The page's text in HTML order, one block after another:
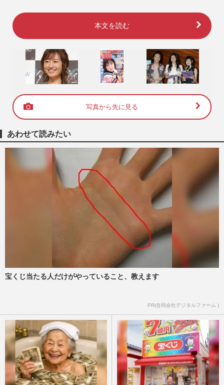
本文を読む
写真から先に見る
あわせて読みたい
宝くじ当たる人だけがやっていること、教えます
PR(合同会社デジタルファーム )